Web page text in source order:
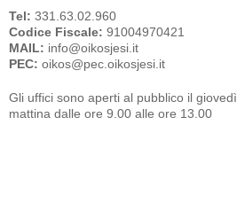
Tel: 331.63.02.960
Codice Fiscale: 91004970421
MAIL: info@oikosjesi.it
PEC: oikos@pec.oikosjesi.it
Gli uffici sono aperti al pubblico il giovedì
mattina dalle ore 9.00 alle ore 13.00